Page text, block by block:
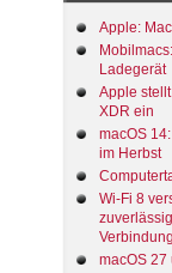
Apple:
Ladegerät
Apple
XDR ein
macOS
im Herbst
Wi-Fi 8
macOS 27